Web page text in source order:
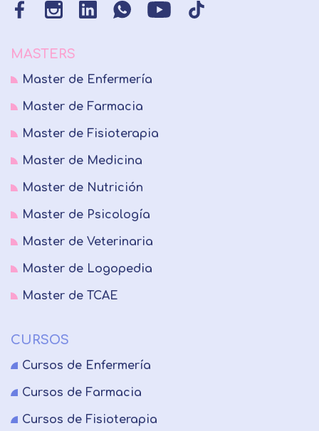
MASTERS
Master de Enfermería
Master de Farmacia
Master de Fisioterapia
Master de Medicina
Master de Nutrición
Master de Psicología
Master de Veterinaria
Master de Logopedia
Master de TCAE
CURSOS
Cursos de Enfermería
Cursos de Farmacia
Cursos de Fisioterapia